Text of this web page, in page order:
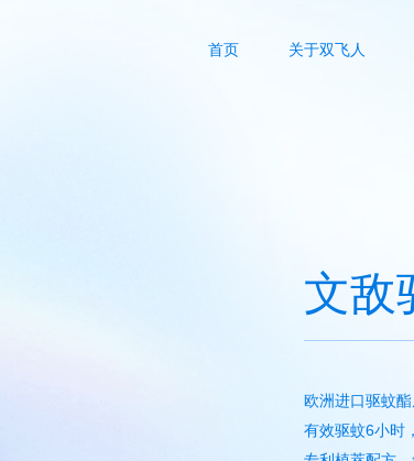
首页 关于双飞人
文敌
欧洲进口驱蚊酯
有效驱蚊6小时